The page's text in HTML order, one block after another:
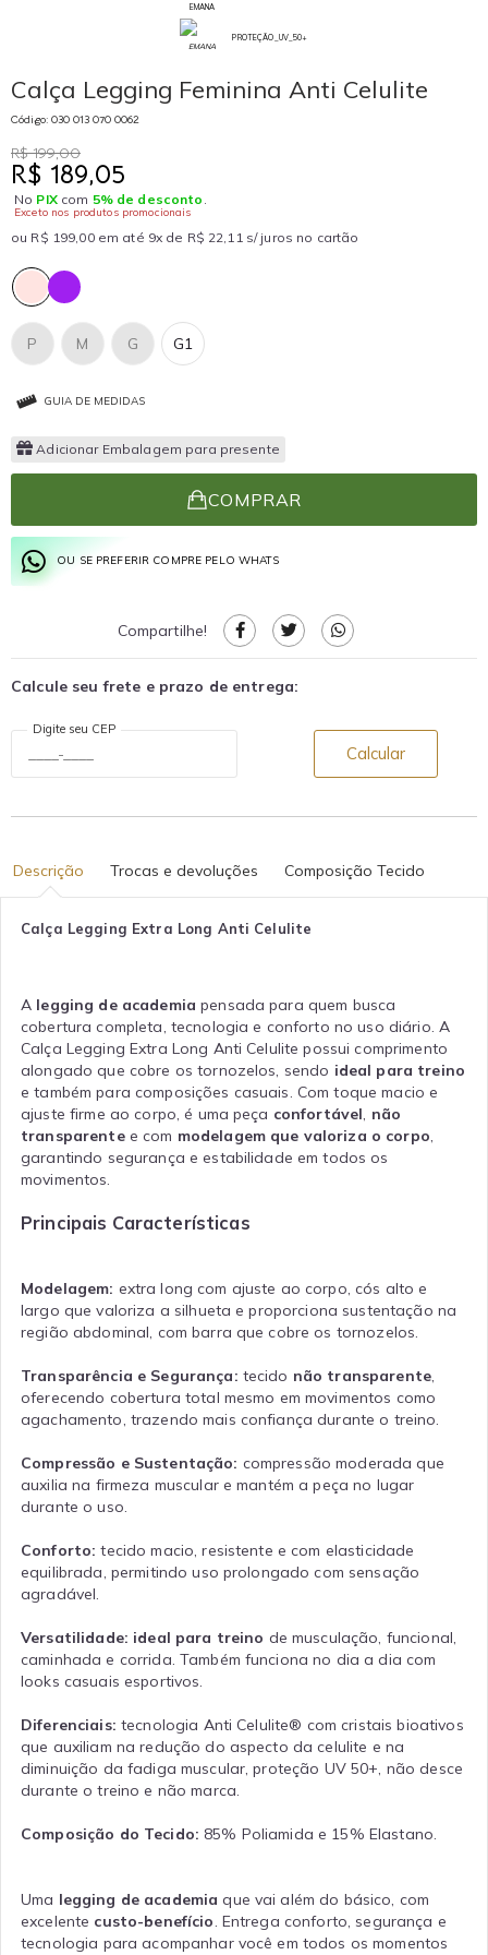
EMANA
PROTEÇÃO_UV_50+
Calça Legging Feminina Anti Celulite
Código: 030 013 070 0062
R$ 199,00
R$ 189,05
No PIXcom 5% de desconto .
Exceto nos produtos promocionais
ou R$ 199,00 em até 9x de R$ 22,11 s/ juros no cartão
P M G1
G
GUIA DE MEDIDAS
Adicionar Embalagem para presente
COMPRAR
OU SE PREFERIR COMPRE PELO WHATS
Compartilhe!
Calcule seu frete e prazo de entrega:
Digite seu CEP
Calcular
Descrição Trocas e devoluções Composição Tecido
Calça Legging Extra Long Anti Celulite
A legging de academia pensada para quem busca
cobertura completa, tecnologia e conforto no uso diário. A
Calça Legging Extra Long Anti Celulite possui comprimento
alongado que cobre os tornozelos, sendo ideal para treino
e também para composições casuais. Com toque macio e
ajuste firme ao corpo, é uma peça confortável não
transparentee com modelagem que valoriza o corpo
garantindo segurança e estabilidade em todos os
movimentos.
Principais Características
Modelagem: extra long com ajuste ao corpo, cós alto e
largo que valoriza a silhueta e proporciona sustentação na
região abdominal, com barra que cobre os tornozelos.
Transparência e Segurança: tecido não transparente
oferecendo cobertura total mesmo em movimentos como
agachamento, trazendo mais confiança durante o treino.
Compressão e Sustentação: compressão moderada que
auxilia na firmeza muscular e mantém a peça no lugar
durante o uso.
Conforto: tecido macio, resistente e com elasticidade
equilibrada, permitindo uso prolongado com sensação
agradável.
Versatilidade: ideal para treino de musculação, funcional,
caminhada e corrida. Também funciona no dia a dia com
looks casuais esportivos.
Diferenciais: tecnologia Anti Celulite® com cristais bioativos
que auxiliam na redução do aspecto da celulite e na
diminuição da fadiga muscular, proteção UV 50+, não desce
durante o treino e não marca.
Composição do Tecido: 85% Poliamida e 15% Elastano.
Uma legging de academia que vai além do básico, com
excelente custo-benefício . Entrega conforto, segurança e
tecnologia para acompanhar você em todos os momentos